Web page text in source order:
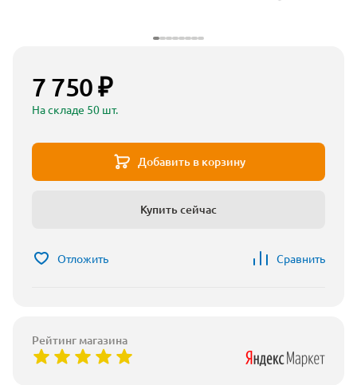
7 750 ₽
На складе 50 шт.
Добавить в корзину
Купить сейчас
Отложить Сравнить
Рейтинг магазина